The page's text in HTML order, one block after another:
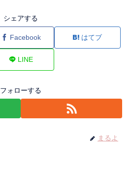
シェアする
Facebook はてブ
LINE
フォローする
まるよ